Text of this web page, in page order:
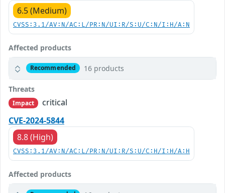
6.5 (Medium)
CVSS:3.1/AV:N/AC:L/PR:N/UI:R/S:U/C:N/I:H/A:N
Affected products
Recommended 16 products
Threats
Impact
critical
CVE-2024-5844
8.8 (High)
CVSS:3.1/AV:N/AC:L/PR:N/UI:R/S:U/C:H/I:H/A:H
Affected products